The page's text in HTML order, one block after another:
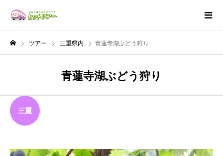
ツアー 三重県内 青蓮寺湖ぶどう狩り
青蓮寺湖ぶどう狩り
三重